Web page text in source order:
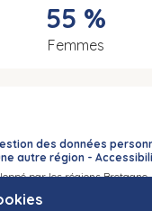
55 %
Femmes
des données
autre région-
par les régions